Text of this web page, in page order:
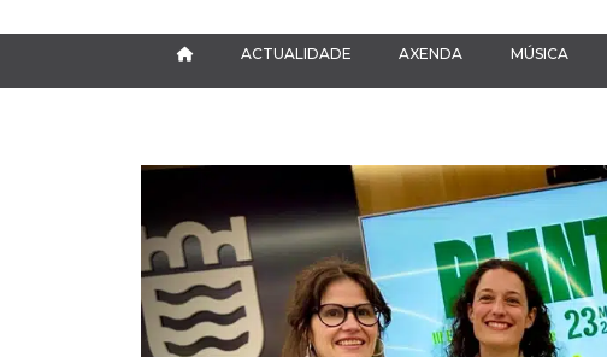
ACTUALIDADE AXENDA MÚSICA